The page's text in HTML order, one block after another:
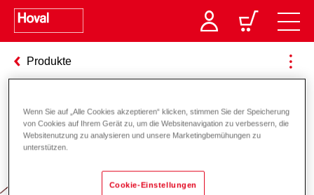
Produkte
Verantwortung für Energie und
Wenn Sie auf „Alle Cookies akzeptieren“ klicken, stimmen Sie der Speicherung
von Cookies auf Ihrem Gerät zu, um die Websitenavigation zu verbessern, die
Websitenutzung zu analysieren und unsere Marketingbemühungen zu
unterstützen.
Cookie-Einstellungen